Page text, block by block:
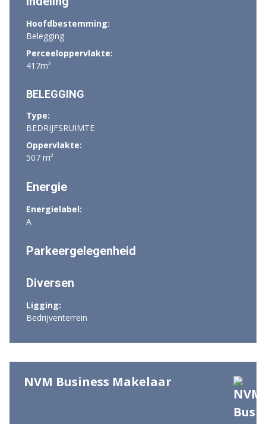
Hoofdbestemming:
Belegging
Perceeloppervlakte:
417m²
BELEGGING
Type:
BEDRIJFSRUIMTE
Oppervlakte:
507 m²
Energie
Energielabel:
A
Parkeergelegenheid
Diversen
Ligging:
Bedrijventerrein
NVM Business Makelaar